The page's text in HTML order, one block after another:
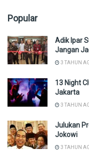
Popular
Adik Ipar
Jangan
3 TAHUN
13 Night
Jakarta
3 TAHUN
Julukan
Jokowi
3 TAHUN